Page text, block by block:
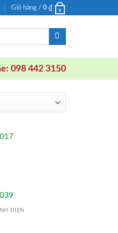
Giỏ hàng / 0 ₫ 0
098 442 3150
ĐIỆN